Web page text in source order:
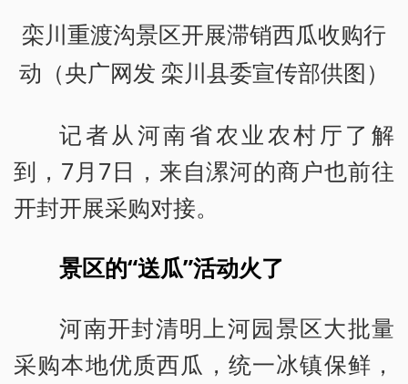
栾川重渡沟景区开展滞销西瓜收购行
动（央广网发 栾川县委宣传部供图）
记者从河南省农业农村厅了解
到，7月7日，来自漯河的商户也前往
开封开展采购对接。
景区的“送瓜”活动火了
河南开封清明上河园景区大批量
采购本地优质西瓜，统一冰镇保鲜，